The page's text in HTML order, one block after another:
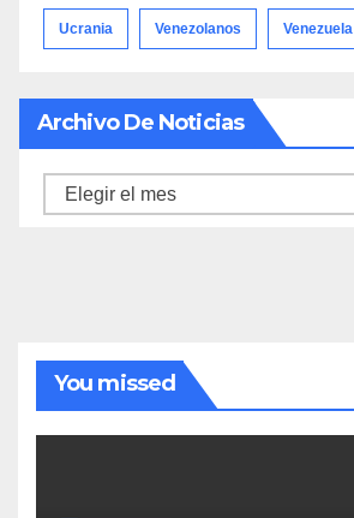
Ucrania Venezolanos Venezuela
Archivo De Noticias
Archivo
You missed